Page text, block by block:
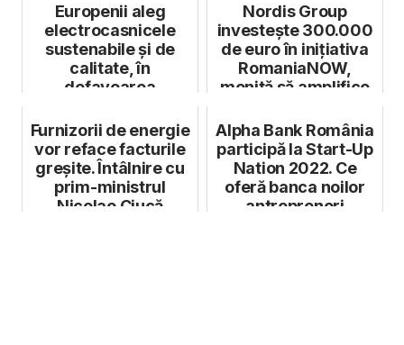
Europenii aleg
electrocasnicele
sustenabile și de
calitate, în
defavoarea
moment
Nordis Group
investește 300.000
de euro în inițiativa
RomaniaNOW,
menită să amplifice
Furnizorii de energie
vor reface facturile
greșite. Întâlnire cu
prim-ministrul
Nicolae Ciucă
Alpha Bank România
participă la Start-Up
Nation 2022. Ce
oferă banca noilor
antreprenori